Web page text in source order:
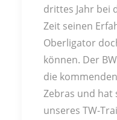
drittes Jahr bei
Zeit seinen
Oberligator
können. Der
die
Zebras und hat
unseres TW-